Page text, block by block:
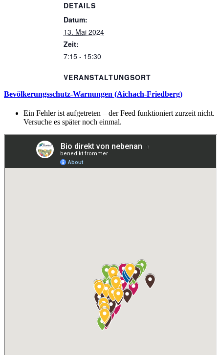
DETAILS
Datum:
13. Mai 2024
Zeit:
7:15 - 15:30
VERANSTALTUNGSORT
Bevölkerungsschutz-Warnungen (Aichach-Friedberg)
Ein Fehler ist aufgetreten – der Feed funktioniert zurzeit nicht.
Versuche es später noch einmal.